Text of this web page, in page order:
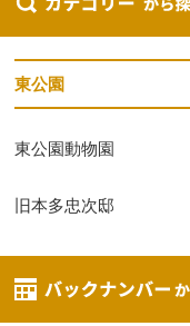
東公園
東公園動物園
旧本多忠次邸